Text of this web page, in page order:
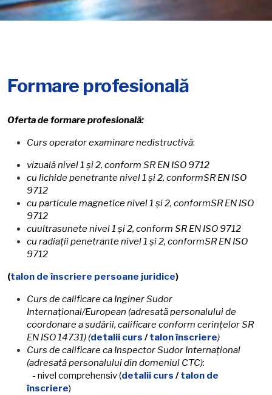
Formare profesională
Oferta de formare profesională:
Curs operator examinare nedistructivă:
vizuală nivel 1 şi 2, conform SR EN ISO 9712
cu lichide penetrante nivel 1 şi 2, conformSR EN ISO
9712
cu particule magnetice nivel 1 şi 2, conformSR EN ISO
9712
cuultrasunete nivel 1 şi 2, conform SR EN ISO 9712
cu radiaţii penetrante nivel 1 şi 2, conformSR EN ISO
9712
(talon de înscriere persoane juridice)
Curs de calificare ca Inginer Sudor
Internaţional/European (adresată personalului de
coordonare a sudării, calificare conform cerinţelor SR
EN ISO 14731) (detalii curs /talon înscriere)
Curs de calificare ca Inspector Sudor Internaţional
(adresată personalului din domeniul CTC):
- nivel comprehensiv (detalii curs /talon de
înscriere)